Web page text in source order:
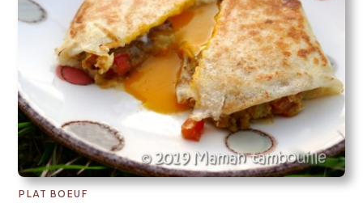
PLAT BOEUF